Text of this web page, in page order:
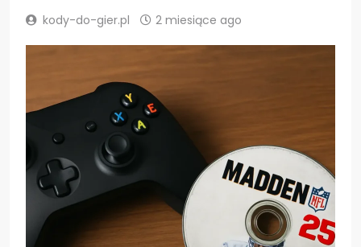
kody-do-gier.pl 2 miesiące ago